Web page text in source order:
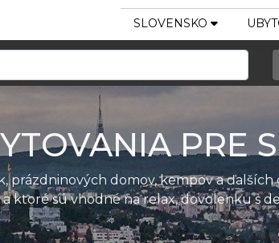
SLOVENSKO
PRE
prázdninových domov, kempov a
ktoré sú vhodné na relax, dovolenku s